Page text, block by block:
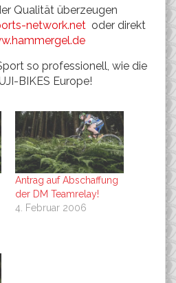
Qualität überzeugen
network.net oder direkt
so professionell, wie die
BIKES Europe!
Antrag auf Abschaffung
der DM Teamrelay!
4. Februar 2006